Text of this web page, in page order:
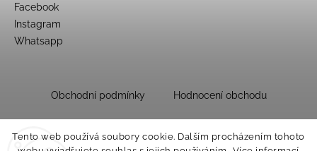
Tento web používá soubory cookie. Dalším procházením tohoto
Facebook
Instagram
Whatsapp
Obchodní podmínky Hodnocení obchodu